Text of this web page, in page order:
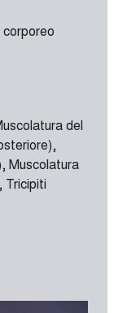
del
Muscolatura
Tricipiti